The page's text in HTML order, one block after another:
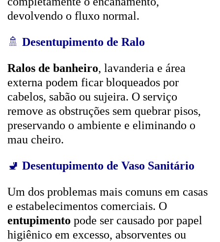
devolvendo o fluxo normal.
🚿 Desentupimento de Ralo
Ralos de banheiro, lavanderia e área
externa podem ficar bloqueados por
cabelos, sabão ou sujeira. O serviço
remove as obstruções sem quebrar pisos,
preservando o ambiente e eliminando o
mau cheiro.
🚽 Desentupimento de Vaso Sanitário
Um dos problemas mais comuns em casas
e estabelecimentos comerciais. O
entupimento pode ser causado por papel
higiênico em excesso, absorventes ou